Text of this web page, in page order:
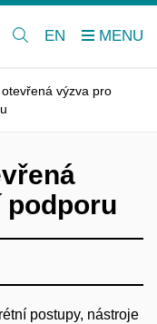
EN
výzva pro
podporu
postupy, nástroje